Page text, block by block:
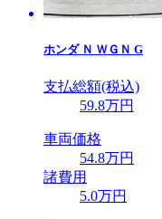
ホンダ Ｎ ＷＧＮ G
支払総額(税込)
59.8万円
車両価格
54.8万円
諸費用
5.0万円